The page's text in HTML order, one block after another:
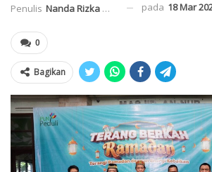
Penulis Nanda Rizka Mahendra pada 18 Mar
0
Bagikan